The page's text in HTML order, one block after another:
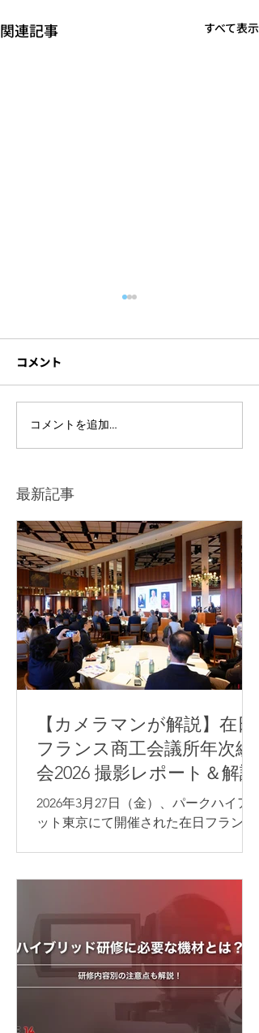
関連記事 すべて表示
【オンラインイベント】
histoCON2021 日本から
た
コメント
コメントを追加…
最新記事
【カメラマンが解説】在日
フランス商工会議所年次総
会2026 撮影レポート＆解説
2026年3月27日（金）、パークハイア
ット東京にて開催された在日フランス